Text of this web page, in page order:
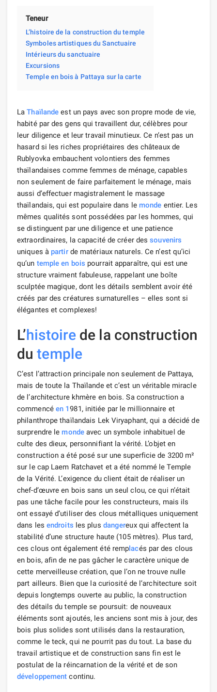
Teneur
L’histoire de la construction du temple
Symboles artistiques du Sanctuaire
Intérieurs du sanctuaire
Excursions
Temple en bois à Pattaya sur la carte
LaThaïlande est un pays avec son propre mode de vie,
habité par des gens qui travaillent dur, célèbres pour
leur diligence et leur travail minutieux. Ce n’est pas un
hasard si les riches propriétaires des châteaux de
Rublyovka embauchent volontiers des femmes
thaïlandaises comme femmes de ménage, capables
non seulement de faire parfaitement le ménage, mais
aussi d’effectuer magistralement le massage
thaïlandais, qui est populaire dans le monde entier. Les
mêmes qualités sont possédées par les hommes, qui
se distinguent par une diligence et une patience
extraordinaires, la capacité de créer dessouvenirs
uniques à partirde matériaux naturels. Ce n’est qu’ici
qu’un temple en bois pourrait apparaître, qui est une
structure vraiment fabuleuse, rappelant une boîte
sculptée magique, dont les détails semblent avoir été
créés par des créatures surnaturelles – elles sont si
élégantes et complexes!
L’histoire de la construction
dutemple
C’est l’attraction principale non seulement de Pattaya,
mais de toute la Thaïlande et c’est un véritable miracle
de l’architecture khmère en bois. Sa construction a
commencé en 1981, initiée par le millionnaire et
philanthrope thaïlandais Lek Viryaphant, qui a décidé de
surprendre le mondeavec un symbole inhabituel de
culte des dieux, personnifiant la vérité. L’objet en
construction a été posé sur une superficie de 3200 m²
sur le cap Laem Ratchavet et a été nommé le Temple
de la Vérité. L’exigence du client était de réaliser un
chef-d’œuvre en bois sans un seul clou, ce qui n’était
pas une tâche facile pour les constructeurs, mais ils
ont essayé d’utiliser des clous métalliques uniquement
dans les endroits les plus dangereux qui affectent la
stabilité d’une structure haute (105 mètres). Plus tard,
ces clous ont également été remplacés par des clous
en bois, afin de ne pas gâcher le caractère unique de
cette merveilleuse création, que l’on ne trouve nulle
part ailleurs. Bien que la curiosité de l’architecture soit
depuis longtemps ouverte au public, la construction
des détails du temple se poursuit: de nouveaux
éléments sont ajoutés, les anciens sont mis à jour, des
bois plus solides sont utilisés dans la restauration,
comme le teck, qui ne pourrit pas du tout. La base du
travail artistique et de construction sans fin est le
postulat de la réincarnation de la vérité et de son
développement continu.